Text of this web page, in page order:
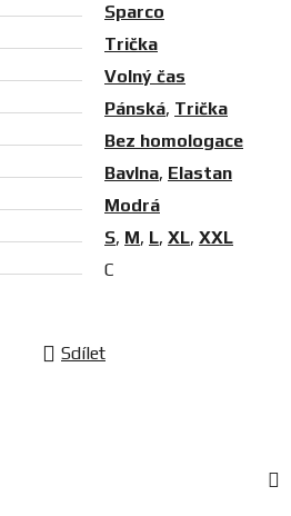
Sparco
Trička
Volný čas
Pánská, Trička
Bez homologace
Bavlna, Elastan
Modrá
S, M, L, XL, XXL
C
Sdílet